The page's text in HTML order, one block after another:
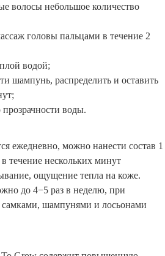
волосы небольшое количество
головы пальцами в течение 2
водой;
шампунь, распределить и оставить
воды.
ежедневно, можно нанести состав 1
течение нескольких минут
ощущение тепла на коже.
до 4−5 раз в неделю, при
самками, шампунями и лосьонами